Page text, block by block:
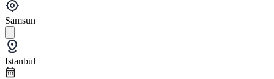
Samsun
Istanbul